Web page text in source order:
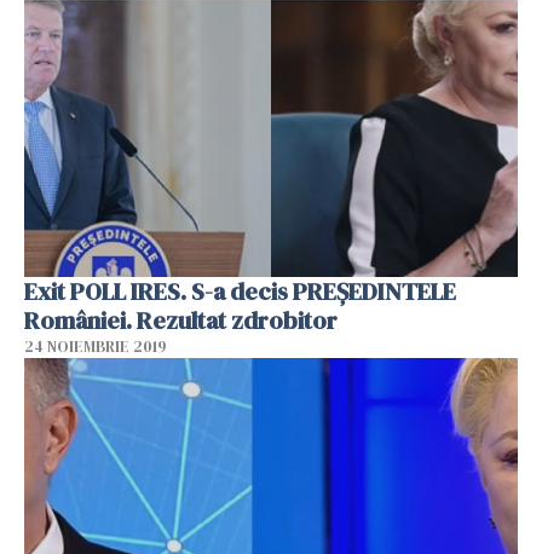
Exit POLL IRES. S-a decis PREȘEDINTELE
României. Rezultat zdrobitor
24 NOIEMBRIE 2019